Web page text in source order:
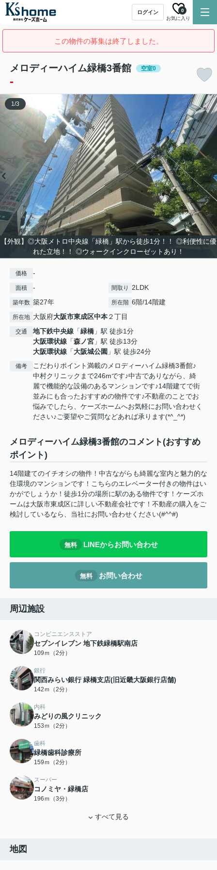
ログイン
お気に入り
0
この物件の募集は終了しました。
メロディーハイム緑橋3番館 空室0
-
【外観】◎大阪メトロ中央線「緑橋」駅から徒歩1分！！ ◎利便性に優
れた立地！！ ◎ウォークインクローゼットあり！
1/3
価格 -
面積 - 間取り 2LDK
築年数 築27年 所在階 6階/14階建
所在地 大阪府大阪市東成区中本２丁目
交通 地下鉄中央線 「緑橋 」駅 徒歩1分
大阪環状線 「森ノ宮 」駅 徒歩13分
大阪環状線 「大阪城公園 」駅 徒歩24分
備考
こだわりポイント満載のメロディーハイム緑橋3番館♪
中村クリニックまで246mです♪中古でありながら、綺
麗で機能的な設備のあるマンションです♪14階建てで街
並みにも合ったおすすめの物件です♪不動産のことでお
悩みでしたら、ケーズホームへお気軽にお問い合わせく
ださい♪ご要望やご質問などあれば承ります(*^_^*)
メロディーハイム緑橋3番館のコメント(おすすめ
ポイント)
14階建てのイチオシの物件！中古ながらも綺麗な室内と魅力的な
住環境のマンションです！こちらのエレベーター付きの物件はい
かがでしょうか！徒歩1分の場所に駅のある物件です！ケーズホ
ームは大阪市東成区に詳しい不動産会社です！不動産の購入をご
検討しているなら、当社にお問い合わせください(#^^#)
無料 LINEからお問い合わせ
無料 お問い合わせ
周辺施設
コンビニエンスストア
セブンイレブン 地下鉄緑橋駅南店
109ｍ（2分）
銀行
関西みらい銀行 緑橋支店(旧近畿大阪銀行店舗)
142ｍ（2分）
内科
みどりの風クリニック
153ｍ（2分）
歯科
緑橋歯科診療所
159ｍ（2分）
スーパー
コノミヤ・緑橋店
196ｍ（3分）
すべて見る
地図